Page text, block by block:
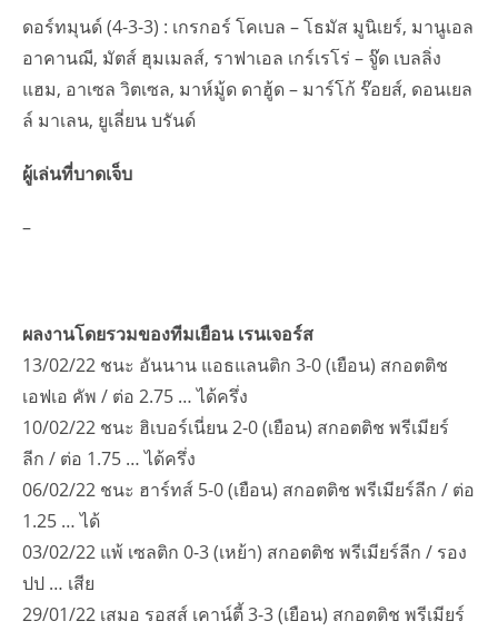
ดอร์ทมุนด์ (4-3-3) : เกรกอร์ โคเบล – โธมัส มูนิเยร์, มานูเอล
อาคานฌี, มัตส์ ฮุมเมลส์, ราฟาเอล เกร์เรโร่ – จู๊ด เบลลิ่ง
แฮม, อาเซล วิตเซล, มาห์มู้ด ดาฮู้ด – มาร์โก้ ร๊อยส์, ดอนเยล
ล์ มาเลน, ยูเลี่ยน บรันด์
ผู้เล่นที่บาดเจ็บ
–
ผลงานโดยรวมของทีมเยือน เรนเจอร์ส
13/02/22 ชนะ อันนาน แอธแลนติก 3-0 (เยือน) สกอตติช
เอฟเอ คัพ / ต่อ 2.75 … ได้ครึ่ง
10/02/22 ชนะ ฮิเบอร์เนี่ยน 2-0 (เยือน) สกอตติช พรีเมียร์
ลีก / ต่อ 1.75 … ได้ครึ่ง
06/02/22 ชนะ ฮาร์ทส์ 5-0 (เยือน) สกอตติช พรีเมียร์ลีก / ต่อ
1.25 … ได้
03/02/22 แพ้ เซลติก 0-3 (เหย้า) สกอตติช พรีเมียร์ลีก / รอง
ปป … เสีย
29/01/22 เสมอ รอสส์ เคาน์ตี้ 3-3 (เยือน) สกอตติช พรีเมียร์